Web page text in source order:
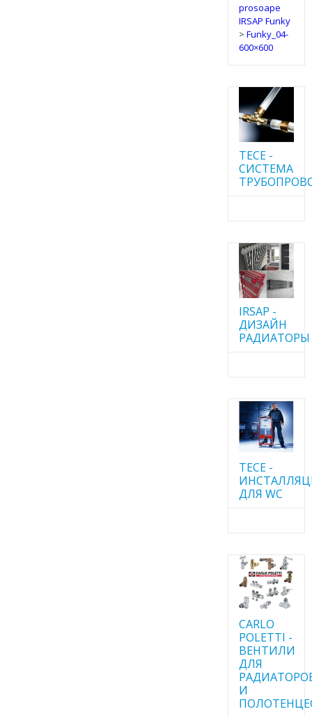
prosoape
IRSAP Funky
> Funky_04-
600×600
TECE -
CИСТЕМА
IRSAP -
ДИЗАЙН
РАДИАТОРЫ
TECE -
ДЛЯ WC
CARLO
POLETTI -
ВЕНТИЛИ
ДЛЯ
И